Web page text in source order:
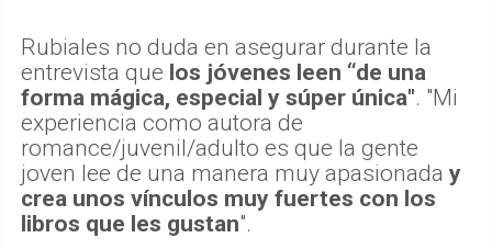
Rubiales no duda en asegurar durante la
entrevista que los jóvenes leen “de una
forma mágica, especial y súper única". "Mi
experiencia como autora de
romance/juvenil/adulto es que la gente
joven lee de una manera muy apasionada y
crea unos vínculos muy fuertes con los
libros que les gustan".